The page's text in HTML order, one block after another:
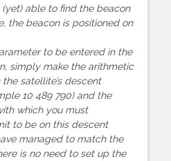
able to find the beacon
the beacon is positioned on
to be entered in the
simply make the arithmetic
satellite’s descent
10 489 790) and the
which you must
to be on this descent
managed to match the
is no need to set up the